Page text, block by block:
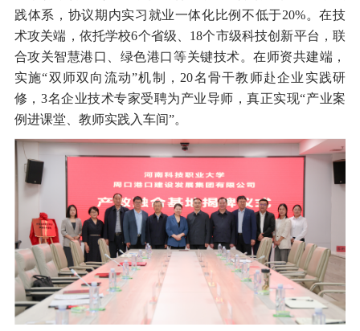
践体系，协议期内实习就业一体化比例不低于20%。在技
术攻关端，依托学校6个省级、18个市级科技创新平台，联
合攻关智慧港口、绿色港口等关键技术。在师资共建端，
实施“双师双向流动”机制，20名骨干教师赴企业实践研
修，3名企业技术专家受聘为产业导师，真正实现“产业案
例进课堂、教师实践入车间”。